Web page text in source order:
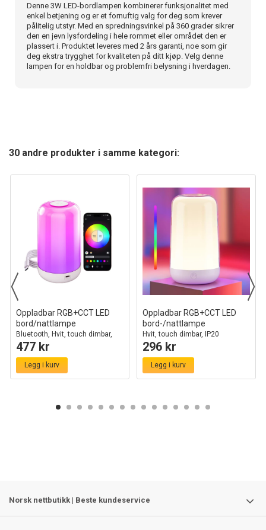
Denne 3W LED-bordlampen kombinerer funksjonalitet med
enkel betjening og er et fornuftig valg for deg som krever
pålitelig utstyr. Med en spredningsvinkel på 360 grader sikrer
den en jevn lysfordeling i hele rommet eller området den er
plassert i. Produktet leveres med 2 års garanti, noe som gir
deg ekstra trygghet for kvaliteten på ditt kjøp. Velg denne
lampen for en holdbar og problemfri belysning i hverdagen.
30 andre produkter i samme kategori:
Oppladbar RGB+CCT LED
bord/nattlampe
Bluetooth, Hvit, touch dimbar,
IP20 innendørs
477 kr
Legg i kurv
Oppladbar RGB+CCT LED
bord-/nattlampe
Hvit, touch dimbar, IP20
innendørs
296 kr
Legg i kurv
Norsk nettbutikk | Beste kundeservice